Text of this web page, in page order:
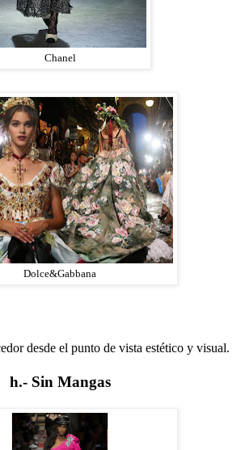
Chanel
Dolce&Gabbana
desde el punto de vista estético y visual.
h.- Sin Mangas